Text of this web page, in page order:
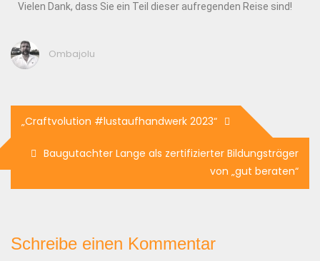
Vielen Dank, dass Sie ein Teil dieser aufregenden Reise sind!
Ombajolu
„Craftvolution #lustaufhandwerk 2023“
Baugutachter Lange als zertifizierter Bildungsträger
von „gut beraten“
Schreibe einen Kommentar